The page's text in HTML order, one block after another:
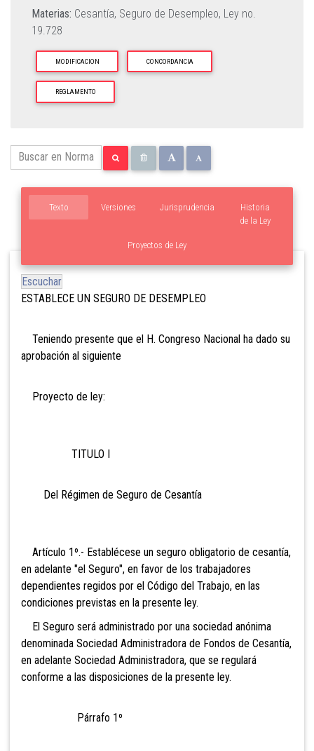
Materias: Cesantía, Seguro de Desempleo, Ley no.
19.728
MODIFICACION CONCORDANCIA
REGLAMENTO
Texto Versiones Jurisprudencia
Proyectos de Ley
Historia
de la Ley
Escuchar
ESTABLECE UN SEGURO DE DESEMPLEO
Teniendo presente que el H. Congreso Nacional ha dado su
aprobación al siguiente
Proyecto de ley:
TITULO I
Del Régimen de Seguro de Cesantía
Artículo 1º.- Establécese un seguro obligatorio de cesantía,
en adelante "el Seguro", en favor de los trabajadores
dependientes regidos por el Código del Trabajo, en las
condiciones previstas en la presente ley.
El Seguro será administrado por una sociedad anónima
denominada Sociedad Administradora de Fondos de Cesantía,
en adelante Sociedad Administradora, que se regulará
conforme a las disposiciones de la presente ley.
Párrafo 1º